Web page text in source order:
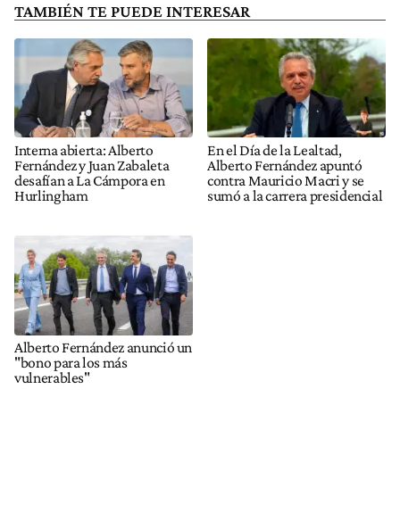
TAMBIÉN TE PUEDE INTERESAR
Interna abierta: Alberto
Fernández y Juan Zabaleta
desafían a La Cámpora en
Hurlingham
En el Día de la Lealtad,
Alberto Fernández apuntó
contra Mauricio Macri y se
sumó a la carrera presidencial
Alberto Fernández anunció un
"bono para los más
vulnerables"